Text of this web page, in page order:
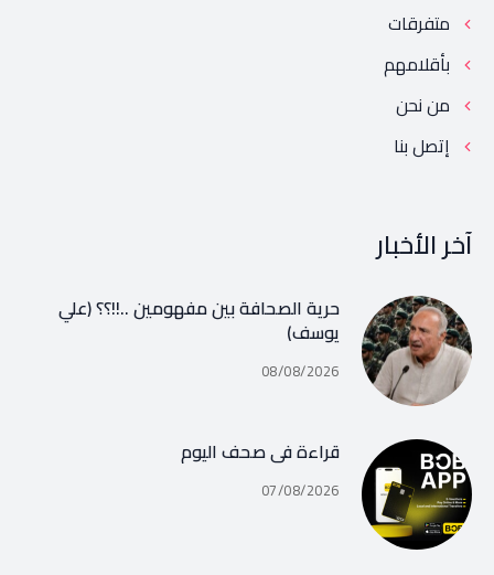
متفرقات
بأقلامهم
من نحن
إتصل بنا
آخر الأخبار
حرية الصحافة بين مفهومين ..!!؟؟ (علي
يوسف)
08/08/2026
قراءة في صحف اليوم
07/08/2026